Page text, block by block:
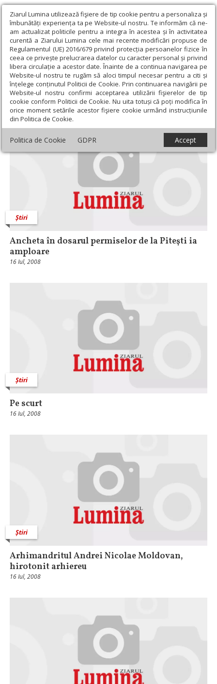
Ziarul Lumina utilizează fişiere de tip cookie pentru a personaliza și
îmbunătăți experiența ta pe Website-ul nostru. Te informăm că ne-
am actualizat politicile pentru a integra în acestea și în activitatea
curentă a Ziarului Lumina cele mai recente modificări propuse de
Regulamentul (UE) 2016/679 privind protecția persoanelor fizice în
ceea ce privește prelucrarea datelor cu caracter personal și privind
libera circulație a acestor date. Înainte de a continua navigarea pe
Website-ul nostru te rugăm să aloci timpul necesar pentru a citi și
înțelege conținutul Politicii de Cookie. Prin continuarea navigării pe
Website-ul nostru confirmi acceptarea utilizării fişierelor de tip
cookie conform Politicii de Cookie. Nu uita totuși că poți modifica în
orice moment setările acestor fişiere cookie urmând instrucțiunile
din Politica de Cookie.
Politica de Cookie GDPR Accept
Ziarul Lumina › Actualitate religioasă › Știri
Știri
Știri
Ancheta în dosarul permiselor de la Piteşti ia
amploare
16 Iul, 2008
Știri
Pe scurt
16 Iul, 2008
Știri
Arhimandritul Andrei Nicolae Moldovan,
hirotonit arhiereu
16 Iul, 2008